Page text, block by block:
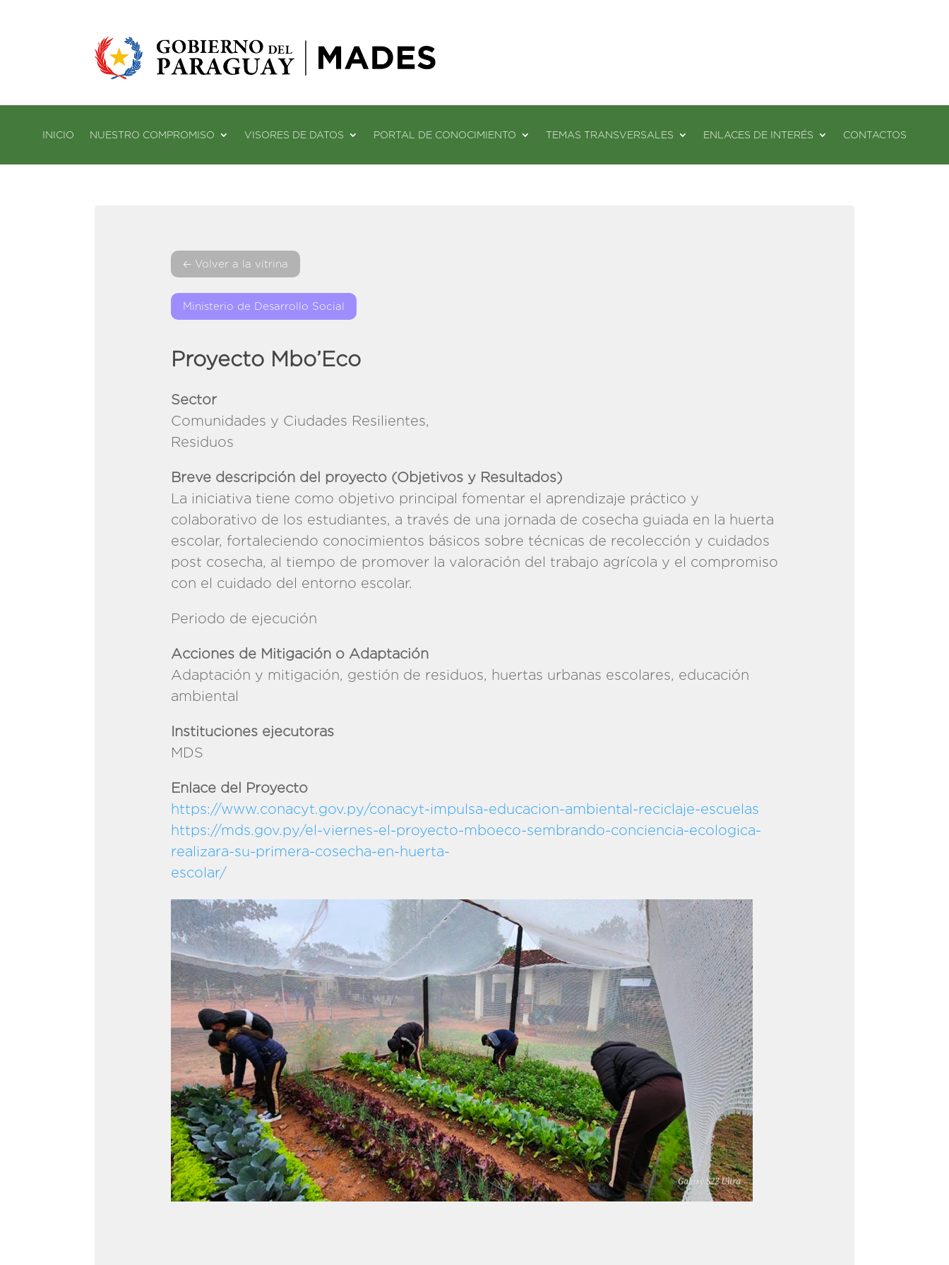
INICIO NUESTRO COMPROMISO VISORES DE DATOS PORTAL DE CONOCIMIENTO TEMAS TRANSVERSALES ENLACES DE INTERÉS CONTACTOS
🡠 Volver a la vitrina
Ministerio de Desarrollo Social
Proyecto Mbo’Eco
Sector
Comunidades y Ciudades Resilientes,
Residuos
Breve descripción del proyecto (Objetivos y Resultados)
La iniciativa tiene como objetivo principal fomentar el aprendizaje práctico y
colaborativo de los estudiantes, a través de una jornada de cosecha guiada en la huerta
escolar, fortaleciendo conocimientos básicos sobre técnicas de recolección y cuidados
post cosecha, al tiempo de promover la valoración del trabajo agrícola y el compromiso
con el cuidado del entorno escolar.
Periodo de ejecución
Acciones de Mitigación o Adaptación
Adaptación y mitigación, gestión de residuos, huertas urbanas escolares, educación
ambiental
Instituciones ejecutoras
MDS
Enlace del Proyecto
https://www.conacyt.gov.py/conacyt-impulsa-educacion-ambiental-reciclaje-escuelas
https://mds.gov.py/el-viernes-el-proyecto-mboeco-sembrando-conciencia-ecologica-
realizara-su-primera-cosecha-en-huerta-
escolar/